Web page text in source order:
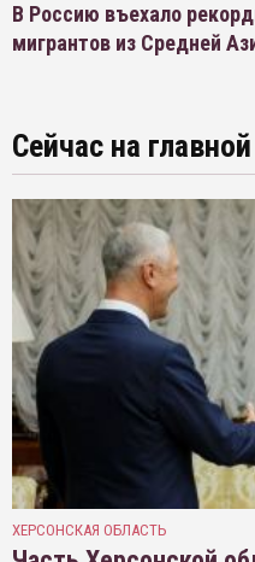
В Россию въехало
мигрантов из Средней
Сейчас на главной
ХЕРСОНСКАЯ ОБЛАСТЬ